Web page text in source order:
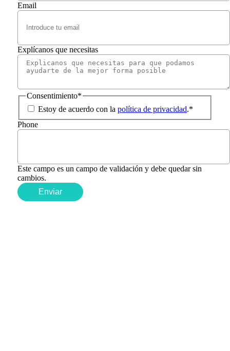
Email
Explícanos que necesitas
Consentimiento*
Estoy de acuerdo con la política de privacidad.*
Phone
Este campo es un campo de validación y debe quedar sin
cambios.